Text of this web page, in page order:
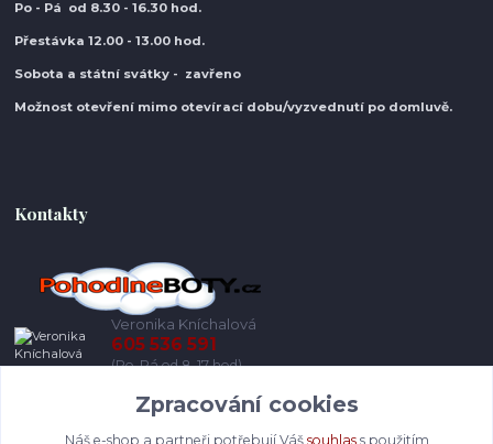
Po - Pá od 8.30 - 16.30 hod.
Přestávka 12.00 - 13.00 hod.
Sobota a státní svátky - zavřeno
Možnost otevření mimo otevírací dobu/vyzvednutí po domluvě.
Kontakty
Veronika Kníchalová
605 536 591
(Po-Pá od 8-17 hod)
info@pohodlneboty.cz
Zpracování cookies
Náš e-shop a partneři potřebují Váš souhlass použitím